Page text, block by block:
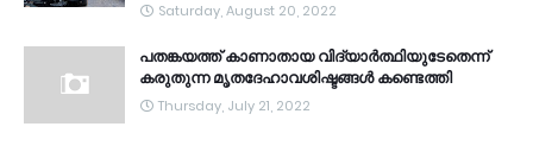
Saturday, August 20, 2022
പതങ്കയത്ത് കാണാതായ വിദ്യാർത്ഥിയുടേതെന്ന്
കരുതുന്ന മൃതദേഹാവശിഷ്ടങ്ങൾ കണ്ടെത്തി
Thursday, July 21, 2022